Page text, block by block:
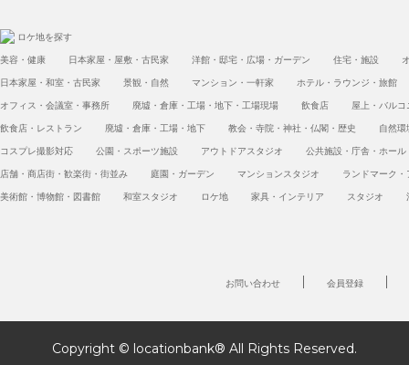
ロケ地を探す
美容・健康
日本家屋・屋敷・古民家 洋館・邸宅・広場・ガーデン 住宅・施設
日本家屋・和室・古民家
景観・自然 マンション・一軒家
ホテル・ラウンジ・旅館
オフィス・会議室・事務所
廃墟・倉庫・工場・地下・工場現場 飲食店
屋上・バル
飲食店・レストラン
廃墟・倉庫・工場・地下 教会・寺院・神社・仏閣・歴史
自然環
コスプレ撮影対応
公園・スポーツ施設 アウトドアスタジオ
公共施設・庁舎・ホール
店舗・商店街・歓楽街・街並み
庭園・ガーデン マンションスタジオ
ランドマーク
美術館・博物館・図書館
和室スタジオ ロケ地 家具・インテリア スタジオ
お問い合わせ 会員登録
Copyright © locationbank® All Rights Reserved.